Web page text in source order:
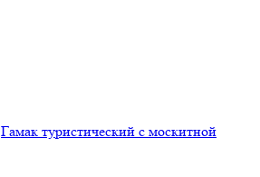
Гамак туристический с москитной